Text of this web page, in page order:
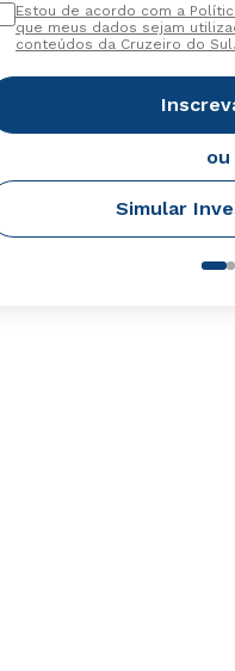
Estou de acordo com a
que meus dados sejam
conteúdos da Cruzeiro do Sul.
ou
Simular